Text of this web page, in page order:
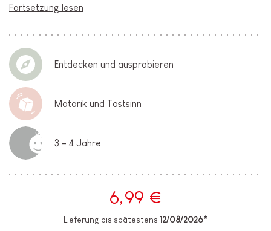
Fortsetzung lesen
Entdecken und ausprobieren
Motorik und Tastsinn
3 - 4 Jahre
6,99 €
Lieferung bis spätestens 12/08/2026*